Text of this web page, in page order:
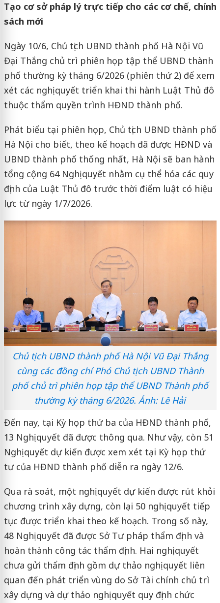
Tạo cơ sở pháp lý trực tiếp cho các cơ chế, chính
sách mới
Ngày 10/6, Chủ tịch UBND thành phố Hà Nội Vũ
Đại Thắng chủ trì phiên họp tập thể UBND thành
phố thường kỳ tháng 6/2026 (phiên thứ 2) để xem
xét các nghị quyết triển khai thi hành Luật Thủ đô
thuộc thẩm quyền trình HĐND thành phố.
Phát biểu tại phiên họp, Chủ tịch UBND thành phố
Hà Nội cho biết, theo kế hoạch đã được HĐND và
UBND thành phố thống nhất, Hà Nội sẽ ban hành
tổng cộng 64 Nghị quyết nhằm cụ thể hóa các quy
định của Luật Thủ đô trước thời điểm luật có hiệu
lực từ ngày 1/7/2026.
Chủ tịch UBND thành phố Hà Nội Vũ Đại Thắng
cùng các đồng chí Phó Chủ tịch UBND Thành
phố chủ trì phiên họp tập thể UBND Thành phố
thường kỳ tháng 6/2026. Ảnh: Lê Hải
Đến nay, tại Kỳ họp thứ ba của HĐND thành phố,
13 Nghị quyết đã được thông qua. Như vậy, còn 51
Nghị quyết dự kiến được xem xét tại Kỳ họp thứ
tư của HĐND thành phố diễn ra ngày 12/6.
Qua rà soát, một nghị quyết dự kiến được rút khỏi
chương trình xây dựng, còn lại 50 nghị quyết tiếp
tục được triển khai theo kế hoạch. Trong số này,
48 Nghị quyết đã được Sở Tư pháp thẩm định và
hoàn thành công tác thẩm định. Hai nghị quyết
chưa gửi thẩm định gồm dự thảo nghị quyết liên
quan đến phát triển vùng do Sở Tài chính chủ trì
xây dựng và dự thảo nghị quyết quy định chức